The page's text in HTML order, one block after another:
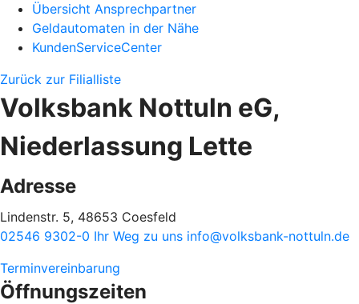
Übersicht Ansprechpartner
Geldautomaten in der Nähe
KundenServiceCenter
Zurück zur Filialliste
Volksbank Nottuln eG,
Niederlassung Lette
Adresse
Lindenstr. 5, 48653 Coesfeld
02546 9302-0 Ihr Weg zu uns info@volksbank-nottuln.de
Terminvereinbarung
Öffnungszeiten